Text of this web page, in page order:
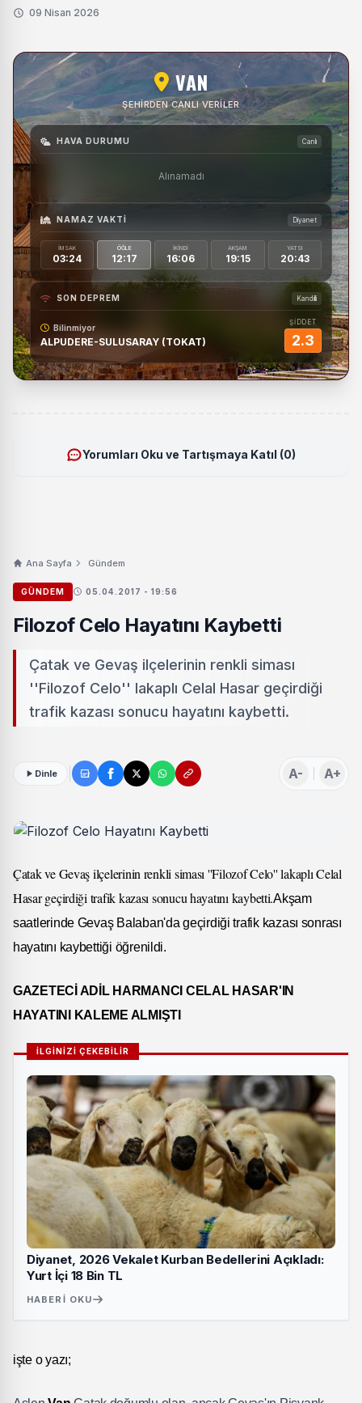
09 Nisan 2026
VAN
ŞEHIRDEN CANLI VERILER
HAVA DURUMU Canlı
Alınamadı
NAMAZ VAKTI Diyanet
İMSAK
03:24
ÖĞLE
12:17
İKINDI
16:06
AKŞAM
19:15
YATSI
20:43
SON DEPREM Kandilli
Bilinmiyor
ALPUDERE-SULUSARAY (TOKAT)
ŞİDDET
2.3
Yorumları Oku ve Tartışmaya Katıl (0)
Ana Sayfa Gündem
GÜNDEM 05.04.2017 - 19:56
Filozof Celo Hayatını Kaybetti
Çatak ve Gevaş ilçelerinin renkli siması
''Filozof Celo'' lakaplı Celal Hasar geçirdiği
trafik kazası sonucu hayatını kaybetti.
Dinle A- A+
Çatak ve Gevaş ilçelerinin renkli siması ''Filozof Celo'' lakaplı Celal
Hasar geçirdiği trafik kazası sonucu hayatını kaybetti.Akşam
saatlerinde Gevaş Balaban'da geçirdiği trafik kazası sonrası
hayatını kaybettiği öğrenildi.
GAZETECİ ADİL HARMANCI CELAL HASAR'IN
HAYATINI KALEME ALMIŞTI
İLGİNİZİ ÇEKEBİLİR
Diyanet, 2026 Vekalet Kurban Bedellerini Açıkladı:
Yurt İçi 18 Bin TL
HABERI OKU
işte o yazı;